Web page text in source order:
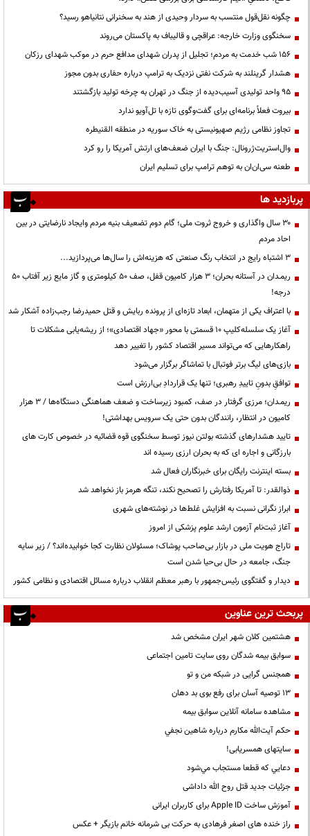
چگونه نقل‌قول منتسب به سردار وحیدی از هند به سخنرانی نتانیاهو رسید؟
سخنگوی وزارت خارجه: عراقچی و قالیباف به پاکستان می‌روند
۱۵۶ شب خدمت به مردم؛ تجلیل از پدران شهدای مدافع حرم در موکب شهدای رزکان
هشدار گرینلند به شرکت نفتی نزدیک به ترامپ درباره حفاری بدون مجوز
95 واحد تولیدی آسیب‌دیده از جنگ در تهران به چرخه تولید بازگشتند
بیروت فعلاً برنامه‌ای برای گفت‌وگوی تازه با تل‌آویو ندارد
تجاوز نظامی رژیم صهیونیستی به خاک سوریه در منطقه القنیطره
وال‌استریت‌ژرونال: جنگ با ایران ضعف‌های ارتش آمریکا را رو کرد
طعنه سی‌ان‌ان به توهم ترامپ برای تسلیم ایران
پربازدید ها
۳۰ سال واگذاری و خروج ثروت ملی؛ گام دوم تضعیف بنیه مردم وایجاد نارضایتی در بین
احاد مردم
3 اشتباه رایج در انتخاب رنگ صنعتی که هزینه‌اش را سال‌ها می‌پردازید...
ریمـدان در آستانه بحران؛ ۳ هزار کامیون قفل، صف ۵۰ کیلومتری و گاز مایع زیر آفتاب ۵۰
درجه!
با اعتراف یکی از متهمان، ابعاد تازه‌ای از پرونده ربایش و قتل حمیدرضا رجب‌زاده آشکار شد
آغاز یک سلسله‌کلیپ ۱۰ قسمتی با محور «جهاد اقتصادی»؛ از ریشه‌یابی مشکلات تا
راهکارهایی که می‌تواند مسیر اقتصاد کشور را تغییر دهد
بازی‌های لیگ برتر فوتبال با تماشاگر برگزار می‌شود
توافقِ بدونِ تاییدِ رهبری؛ تنها یک قراردادِ بی‌ارزش است
ریمـدان؛ مرزی گرفتار در صف، کمبود زیرساخت و ضعف هماهنگی دستگاه‌ها / ۳ هزار
کامیون در انتظار، رانندگان بدون حتی یک سرویس بهداشتی!
تایید هشدارهای گذشته بولتن نیوز توسط سخنگوی قوه قضائیه در خصوص کارت های
بارزگانی و اجاره ای که به بحران ارزی رسیده اند
بسته اینترنت رایگان برای خبرنگاران فعال شد
ذوالقدر: تا آمریکا رفتارش را تصحیح نکند، تنگه هرمز باز نخواهد شد
ابراز نگرانی نسبت به افزایش غلط‌ها در نوشته‌های شهری
آغاز ثبت‌نام آزمون ارشد علوم پزشکی از امروز
تاراج هویت ملی در بازار بی‌صاحب پوشاک؛ مسئولان نظارت کجا خوابیده‌اند؟ / زیر سایه
جنگ، جامعه در حال بی‌حیا شدن است
دیدار و گفتگوی رئیس‌جمهور با رهبر معظم انقلاب درباره مسائل اقتصادی و نظامی کشور
پربحث ترین عناوین
هشتمین کلان شهر ایران مشخص شد
سوابق بیمه شدگان روی سایت تامین اجتماعی
همجنس گرایی در شبکه من و تو
13 توصیه آسان برای رفع بوی بد دهان
مشاهده سامانه آنلاين سوابق بیمه
حكم آيت‌الله مكارم درباره شاهين نجفي
سایتهای همسریابی!
دعايي كه قطعا مستجاب مي‌شود
جزئیات جدید قتل روح الله داداشی
آموزش ساخت Apple ID برای کاربران ایرانی
راز خنده های اصغر فرهادی به حرکت بی شرمانه خانم بازیگر + عکس